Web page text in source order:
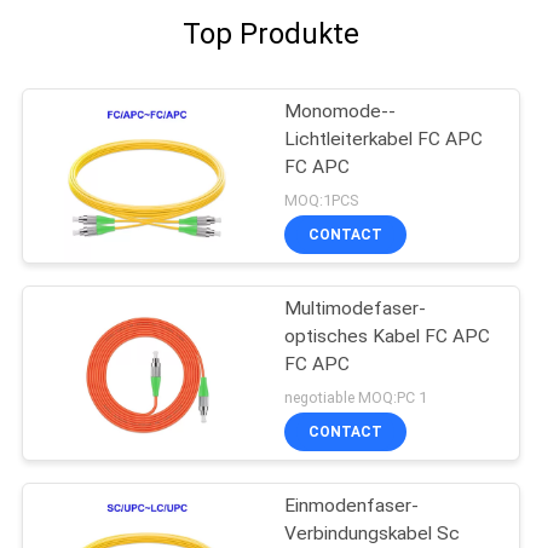
Top Produkte
Monomode--
Lichtleiterkabel FC APC
FC APC
MOQ:1PCS
CONTACT
Multimodefaser-
optisches Kabel FC APC
FC APC
negotiable MOQ:PC 1
CONTACT
Einmodenfaser-
Verbindungskabel Sc